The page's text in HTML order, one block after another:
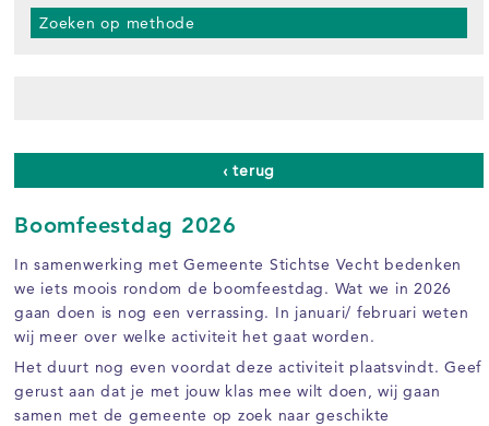
Zoeken op methode
‹ terug
Boomfeestdag 2026
In samenwerking met Gemeente Stichtse Vecht bedenken
we iets moois rondom de boomfeestdag. Wat we in 2026
gaan doen is nog een verrassing. In januari/ februari weten
wij meer over welke activiteit het gaat worden.
Het duurt nog even voordat deze activiteit plaatsvindt. Geef
gerust aan dat je met jouw klas mee wilt doen, wij gaan
samen met de gemeente op zoek naar geschikte